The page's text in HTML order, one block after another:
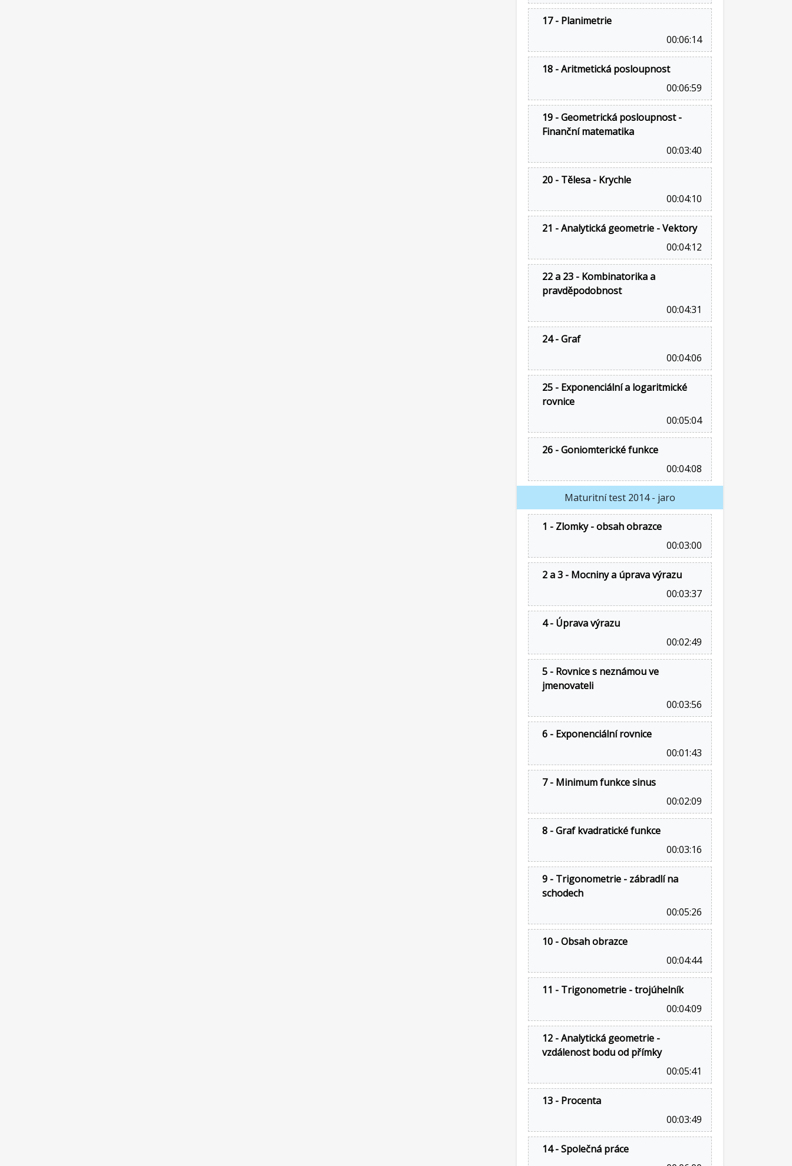
17 - Planimetrie
00:06:14
18 - Aritmetická posloupnost
00:06:59
19 - Geometrická posloupnost -
Finanční matematika
00:03:40
20 - Tělesa - Krychle
00:04:10
21 - Analytická geometrie - Vektory
00:04:12
22 a 23 - Kombinatorika a
pravděpodobnost
00:04:31
24 - Graf
00:04:06
25 - Exponenciální a logaritmické
rovnice
00:05:04
26 - Goniomterické funkce
00:04:08
Maturitní test 2014 - jaro
1 - Zlomky - obsah obrazce
00:03:00
2 a 3 - Mocniny a úprava výrazu
00:03:37
4 - Úprava výrazu
00:02:49
5 - Rovnice s neznámou ve
jmenovateli
00:03:56
6 - Exponenciální rovnice
00:01:43
7 - Minimum funkce sinus
00:02:09
8 - Graf kvadratické funkce
00:03:16
9 - Trigonometrie - zábradlí na
schodech
00:05:26
10 - Obsah obrazce
00:04:44
11 - Trigonometrie - trojúhelník
00:04:09
12 - Analytická geometrie -
vzdálenost bodu od přímky
00:05:41
13 - Procenta
00:03:49
14 - Společná práce